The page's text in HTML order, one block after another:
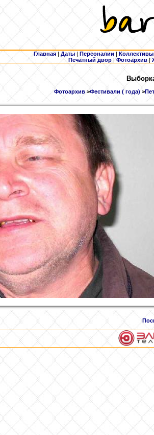
Главная | Даты | Персоналии | Коллективы
Печатный двор |Фотоархив |
Фотоархив >Фестивали ( года) >